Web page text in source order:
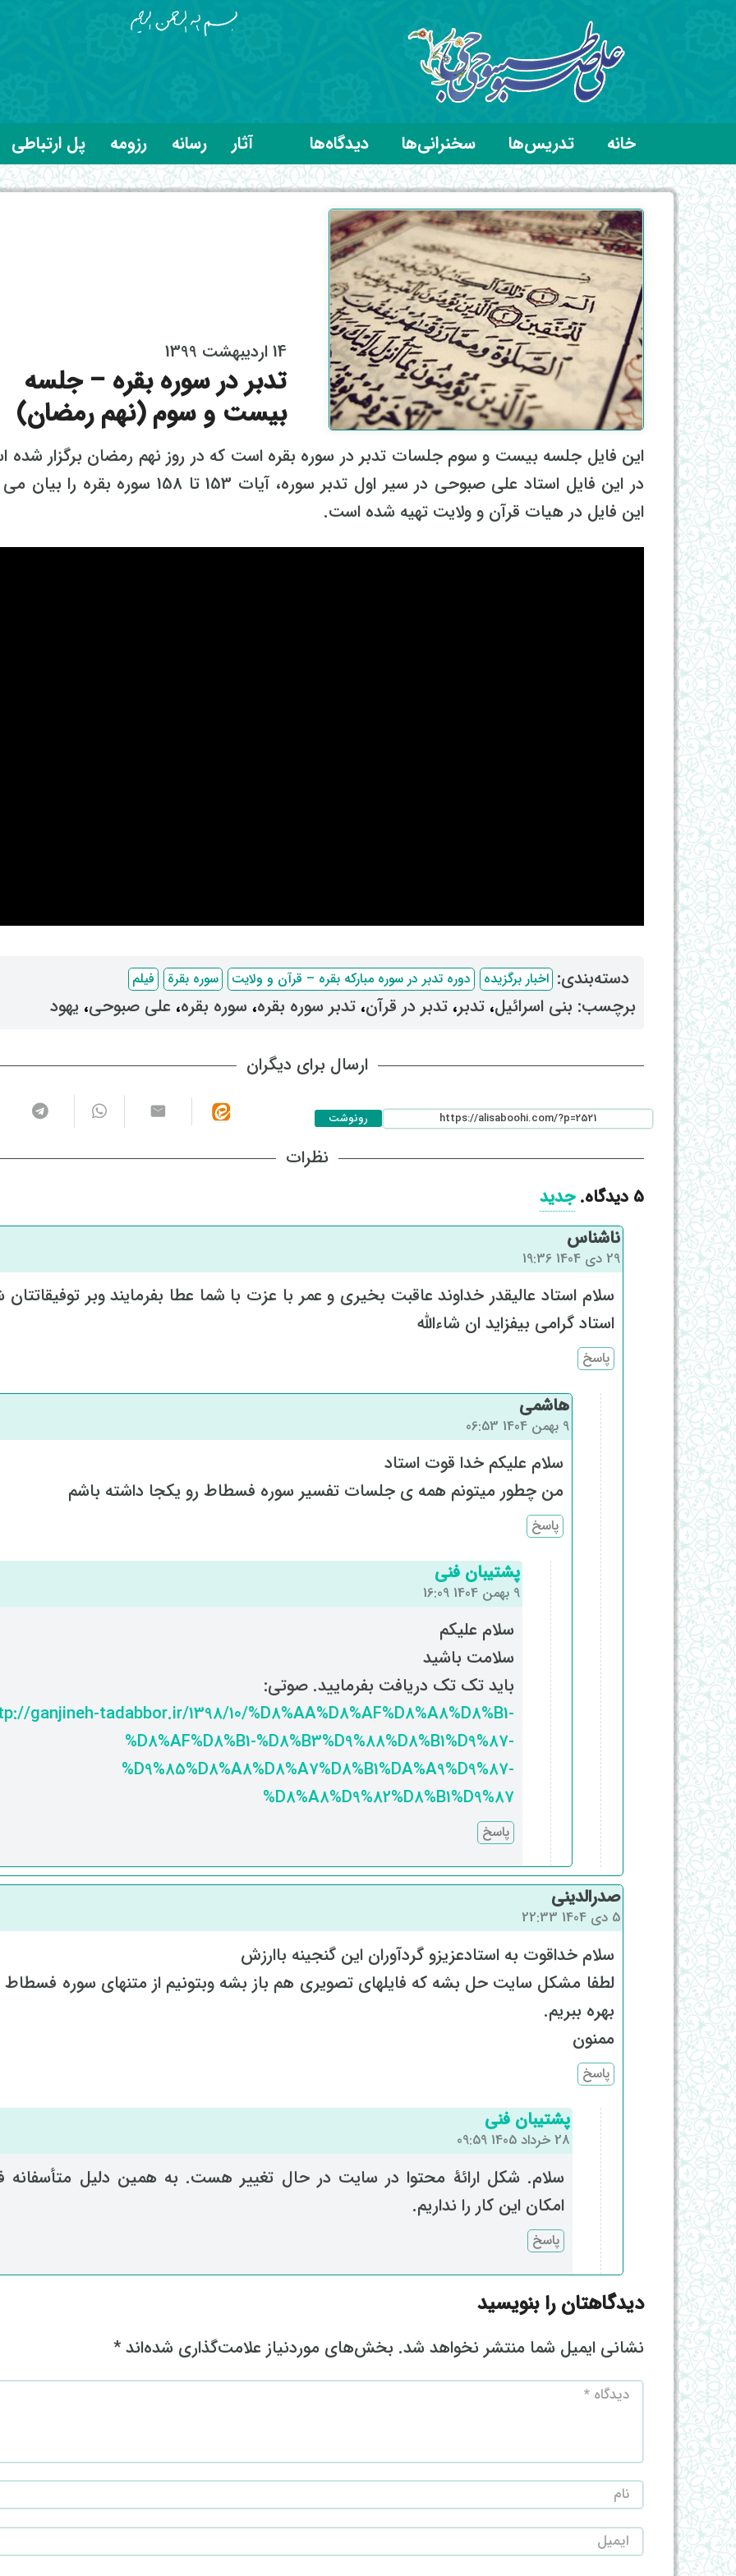
خانه تدریس‌ها سخنرانی‌ها دیدگاه‌ها آثار رسانه رزومه پل ارتباطی
14 اردیبهشت 1399
تدبر در سوره بقره – جلسه
بیست و سوم (نهم رمضان)
این فایل جلسه بیست و سوم جلسات تدبر در سوره بقره است که در روز نهم رمضان برگزار
در این فایل استاد علی صبوحی در سیر اول تدبر سوره، آیات 153 تا 158 سوره
این فایل در هیات قرآن و ولایت تهیه شده است.
دسته‌بندی: ‌اخبار برگزیده دوره تدبر در سوره مبارکه بقره – قرآن و ولایت سوره بقرة فیلم
برچسب: ‌ بنی اسرائیل، ‌ تدبر، ‌ تدبر در قرآن، ‌ تدبر سوره بقره، ‌ سوره بقره، ‌ علی صبوحی، ‌ یهود
ارسال برای دیگران
رونوشت
نظرات
5 دیدگاه. جدید
ناشناس
29 دی 1404 19:36
سلام استاد عالیقدر خداوند عاقبت بخیری و عمر با عزت با شما عطا بفرمایند وبر توفیقاتتان
استاد گرامی بیفزاید ان شاءالله
پاسخ
هاشمی
9 بهمن 1404 06:53
سلام علیکم خدا قوت استاد
من چطور میتونم همه ی جلسات تفسیر سوره فسطاط رو یکجا داشته باشم
پاسخ
پشتیبان فنی
9 بهمن 1404 16:09
سلام علیکم
سلامت باشید
باید تک تک دریافت بفرمایید. صوتی:
ganjineh-tadabbor.ir/1398/10/%D8%AA%D8%AF%D8%A8%D8%B1-
%D8%AF%D8%B1-%D8%B3%D9%88%D8%B1%D9%87-
%D9%85%D8%A8%D8%A7%D8%B1%DA%A9%D9%87-
%D8%A8%D9%82%D8%B1%D9%87
پاسخ
صدرالدینی
5 دی 1404 22:33
سلام خداقوت به استادعزیزو گردآوران این گنجینه باارزش
لطفا مشکل سایت حل بشه که فایلهای تصویری هم باز بشه وبتونیم از متنهای سوره
بهره ببریم.
ممنون
پاسخ
پشتیبان فنی
28 خرداد 1405 09:59
سلام. شکل ارائۀ محتوا در سایت در حال تغییر هست. به همین دلیل متأسفانه
امکان این کار را نداریم.
پاسخ
دیدگاهتان را بنویسید
نشانی ایمیل شما منتشر نخواهد شد. بخش‌های موردنیاز علامت‌گذاری شده‌اند*